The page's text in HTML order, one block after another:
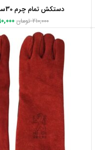
افزودن به
دستکش تمام چرم 30سانتی درجه یک
210,000 تومان